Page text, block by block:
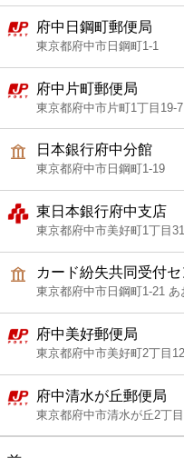
府中日鋼町郵便局
東京都府中市日鋼町1-1
府中片町郵便局
東京都府中市片町1丁目19-7
日本銀行府中分館
東京都府中市日鋼町1-19
東日本銀行府中支店
東京都府中市美好町1丁目
カード紛失共同受付
東京都府中市日鋼町1-21
府中美好郵便局
東京都府中市美好町2丁目
府中清水が丘郵便局
東京都府中市清水が丘2丁